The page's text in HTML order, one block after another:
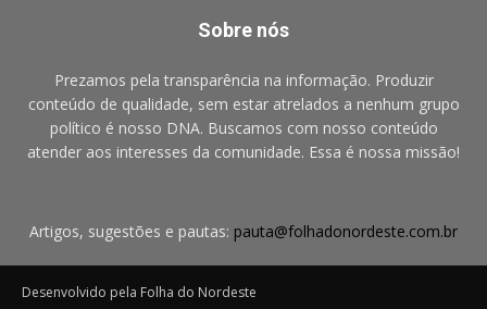
Sobre nós
Prezamos pela transparência na informação. Produzir
conteúdo de qualidade, sem estar atrelados a nenhum grupo
político é nosso DNA. Buscamos com nosso conteúdo
atender aos interesses da comunidade. Essa é nossa missão!
Artigos, sugestões e pautas: pauta@folhadonordeste.com.br
Desenvolvido pela Folha do Nordeste